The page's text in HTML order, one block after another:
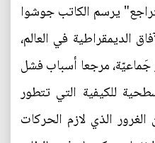
يرسم الكاتب جوشوا
الديمقراطية في العالم،
جَماعيّة، مرجعا أسباب فشل
للكيفية التي تتطور
الذي لازم الحركات